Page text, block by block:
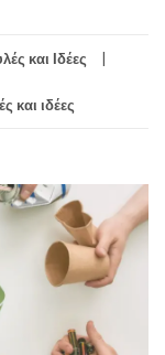
και Ιδέες
και ιδέες